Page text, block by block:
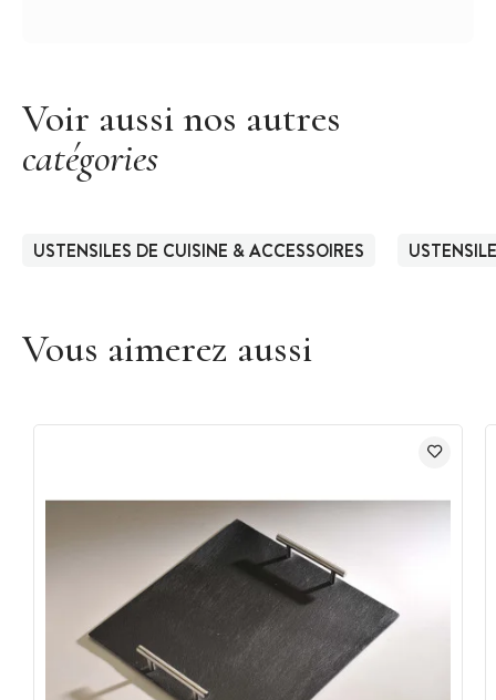
Voir aussi nos autres
catégories
USTENSILES DE CUISINE & ACCESSOIRES
Vous aimerez aussi